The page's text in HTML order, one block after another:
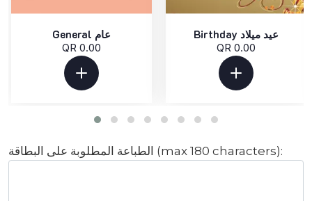
General عام
QR 0.00
Birthday عيد ميلاد
QR 0.00
الطباعة المطلوبة على البطاقة (max 180 characters):